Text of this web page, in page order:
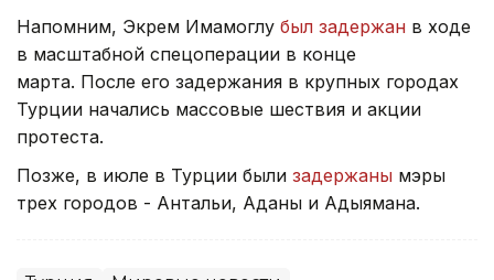
Напомним, Экрем Имамоглу был задержан в ходе
в масштабной спецоперации в конце
марта. После его задержания в крупных городах
Турции начались массовые шествия и акции
протеста.
Позже, в июле в Турции были задержаны мэры
трех городов - Антальи, Аданы и Адыямана.